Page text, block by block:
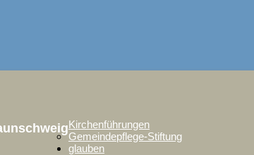
Kirchenführungen
Gemeindepflege-Stiftung
glauben